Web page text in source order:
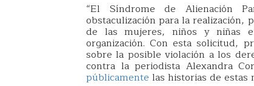
“El Síndrome de Alienación
obstaculización para la realización,
de las mujeres, niños y niñas
organización. Con esta solicitud,
sobre la posible violación a los
contra la periodista Alexandra
públicamente las historias de estas